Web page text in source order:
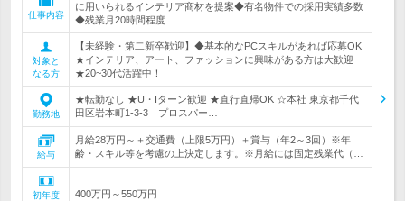
仕事内容
に用いられるインテリア商材を提案◆有名物件での採用実績多数
◆残業月20時間程度
対象と
なる方
【未経験・第二新卒歓迎】◆基本的なPCスキルがあれば応募OK
★インテリア、アート、ファッションに興味がある方は大歓迎
★20~30代活躍中！
勤務地
★転勤なし ★U・Iターン歓迎 ★直行直帰OK ☆本社 東京都千代
田区岩本町1-3-3 プロスパー…
給与
月給28万円～＋交通費（上限5万円）＋賞与（年2～3回）※年
齢・スキル等を考慮の上決定します。※月給には固定残業代（…
初年度
400万円～550万円